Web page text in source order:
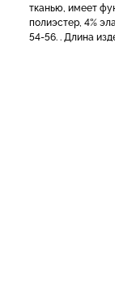
тканью, имеет
полиэстер, 4%
54-56. . Длина